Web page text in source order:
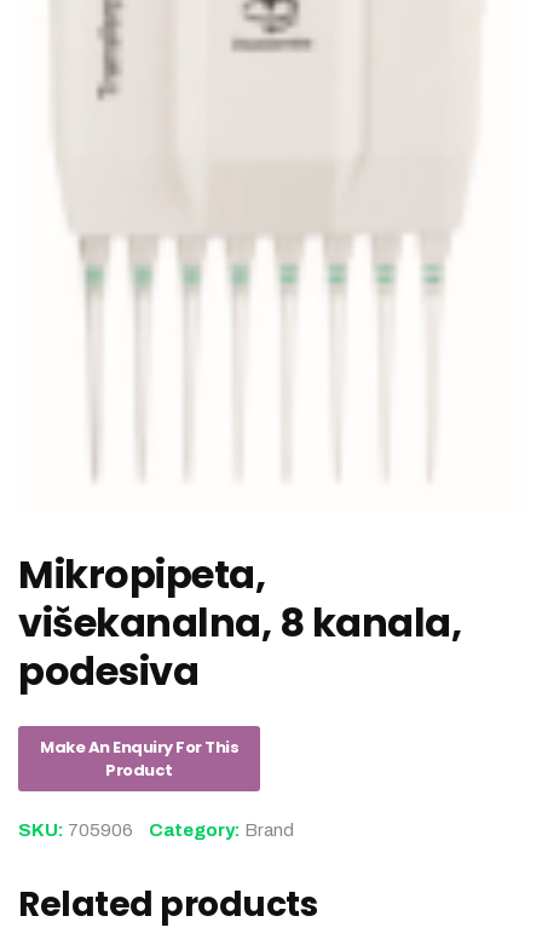
Mikropipeta,
višekanalna, 8 kanala,
podesiva
SKU: 705906 Category: Brand
Related products